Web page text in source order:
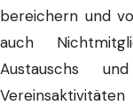
bereichern und
auch
Austauschs